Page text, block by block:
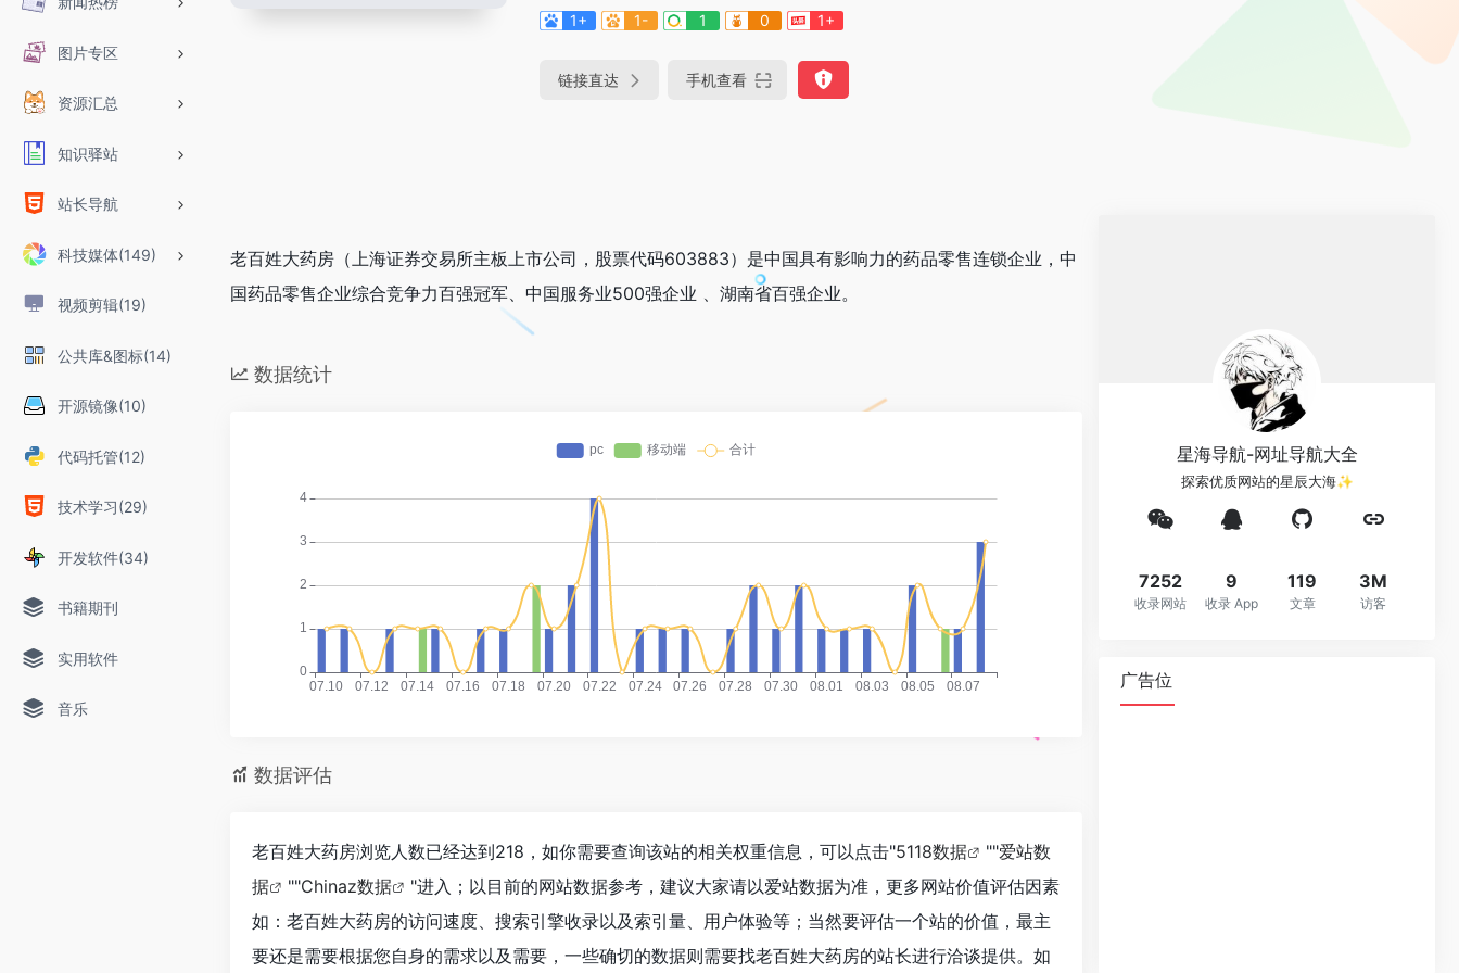
图片专区
资源汇总
知识驿站
站长导航
科技媒体(149)
视频剪辑(19)
公共库&图标(14)
开源镜像(10)
代码托管(12)
技术学习(29)
开发软件(34)
书籍期刊
实用软件
音乐
1+ 1- 1 0 1+
链接直达 手机查看
老百姓大药房（上海证券交易所主板上市公司，股票代码603883）是中国具有影响力的药品零售连锁企业，中
国药品零售企业综合竞争力百强冠军、中国服务业500强企业 、湖南省百强企业。
数据统计
数据评估
老百姓大药房浏览人数已经达到218，如你需要查询该站的相关权重信息，可以点击"5118数据 ""爱站数
据
""Chinaz数据
"进入；以目前的网站数据参考，建议大家请以爱站数据为准，更多网站价值评估因素
如：老百姓大药房的访问速度、搜索引擎收录以及索引量、用户体验等；当然要评估一个站的价值，最主
要还是需要根据您自身的需求以及需要，一些确切的数据则需要找老百姓大药房的站长进行洽谈提供。如
星海导航-网址导航大全
探索优质网站的星辰大海✨
7252
收录网站
9
收录 App
119
文章
3M
访客
广告位